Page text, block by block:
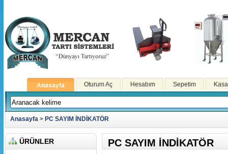
Anasayfa Oturum Aç Hesabım Sepetim
Anasayfa > PC SAYIM İNDİKATÖR
ÜRÜNLER PC SAYIM İNDİKATÖR